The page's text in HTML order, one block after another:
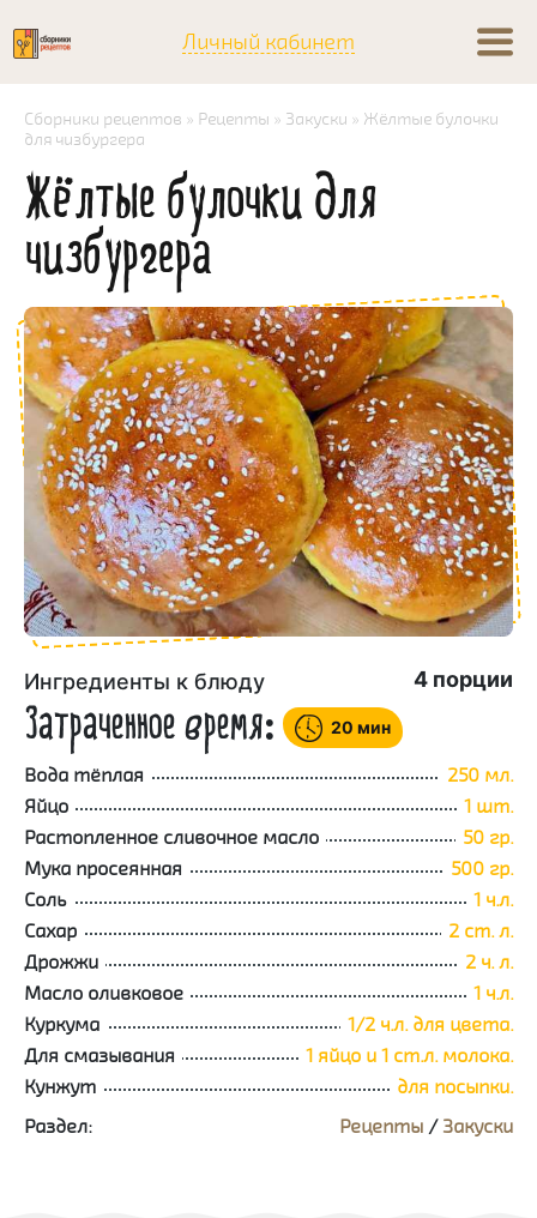
Личный кабинет
Сборники рецептов » Рецепты » Закуски » Жёлтые булочки
для чизбургера
Жёлтые булочки для
чизбургера
Ингредиенты к блюду 4 порции
Затраченное время: 20 мин
Вода тёплая
250 мл.
Яйцо
1 шт.
Растопленное сливочное масло
50 гр.
Мука просеянная
500 гр.
Соль
1 ч.л.
Сахар
2 ст. л.
Дрожжи
2 ч. л.
Масло оливковое
1 ч.л.
Куркума
1/2 ч.л. для цвета.
Для смазывания
1 яйцо и 1 ст.л. молока.
Кунжут
для посыпки.
Раздел:
Рецепты / Закуски